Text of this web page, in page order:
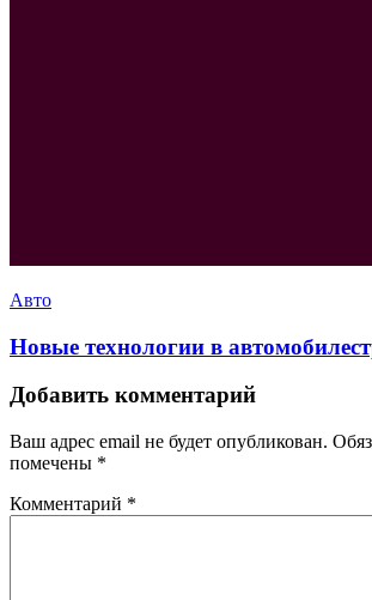
Авто
Новые технологии в
Добавить комментарий
Ваш адрес email не будет опубликован.
помечены *
Комментарий *